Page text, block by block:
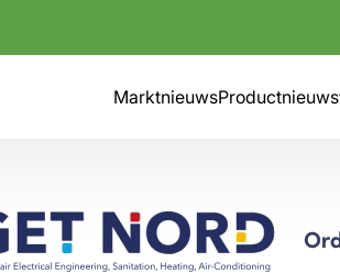
MarktnieuwsProductnieuws